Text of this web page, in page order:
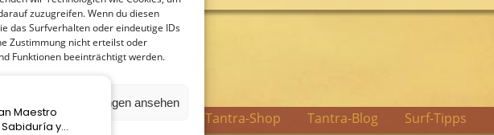
zuzugreifen. Wenn du diesen
das Surfverhalten oder eindeutige IDs
Zustimmung nicht erteilst oder
Funktionen beeinträchtigt werden.
Einstellungen ansehen
Der Geist von Kularnava Tantra-Shop Tantra-Blog Surf-Tipps
Maestro
Ich war im Februar zu einem 4 tägigen Seminar
auf Schloss Bettenburg. Es war einfach